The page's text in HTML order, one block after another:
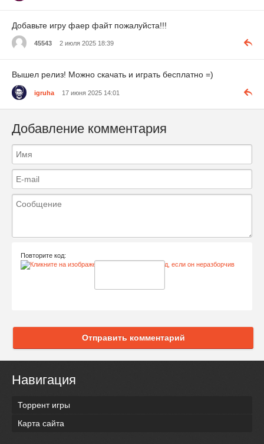
Добавьте игру фаер файт пожалуйста!!!
45543 2 июля 2025 18:39
Вышел релиз! Можно скачать и играть бесплатно =)
igruha 17 июня 2025 14:01
Добавление комментария
Повторите код:
Отправить комментарий
Навигация
Торрент игры
Карта сайта